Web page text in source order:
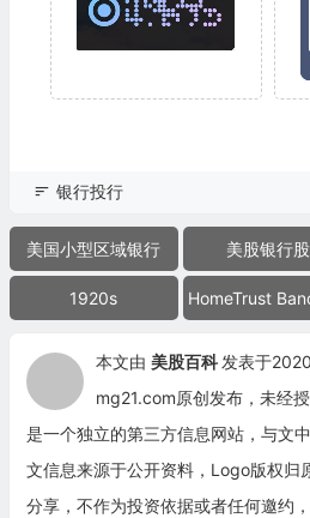
银行投行
美国小型区域银行 美股银行股
1920s
本文由 美股百科 发表于
mg21.com原创发布，未经
是一个独立的第三方信息网站，与文
文信息来源于公开资料，Logo版权归
分享，不作为投资依据或者任何邀约